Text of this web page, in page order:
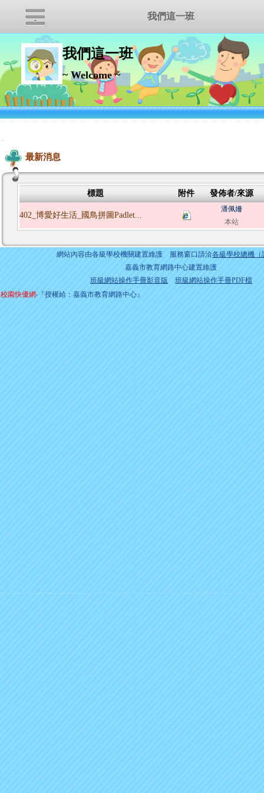
我們這一班
~ Welcome ~
:::
最新消息
標題 附件 發佈者/來源
402_博愛好生活_國鳥拼圖Padlet...
潘佩姍
本站
網站內容由各級學校機關建置維護 服務窗口請洽各級學校總機（
嘉義市教育網路中心建置維護
班級網站操作手冊影音版
班級網站操作手冊PDF檔
校園快優網‧『授權給：嘉義市教育網路中心』
我們這一班